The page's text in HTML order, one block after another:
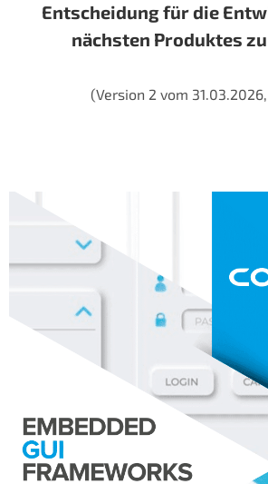
Entscheidung für die
nächsten Produktes
(Version 2 vom